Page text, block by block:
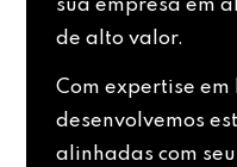
sua empresa em
de alto valor.
Com expertise
desenvolvemos
alinhadas com